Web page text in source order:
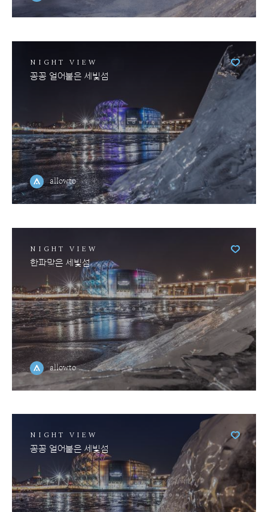
NIGHT VIEW
꽁꽁 얼어붙은 세빛섬
allowto
NIGHT VIEW
한파맞은 세빛섬
allowto
NIGHT VIEW
꽁꽁 얼어붙은 세빛섬